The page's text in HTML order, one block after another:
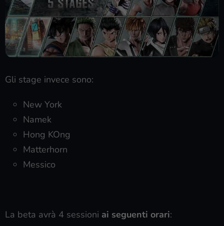
Gli stage invece sono:
New York
Namek
Hong KOng
Matterhorn
Messico
La beta avrà 4 sessioni ai seguenti orari: